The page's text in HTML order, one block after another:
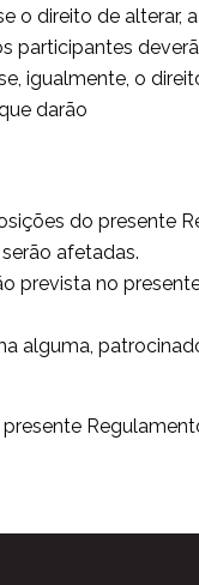
o direito de
participantes
igualmente, o
darão
do presente
afetadas.
prevista no
alguma,